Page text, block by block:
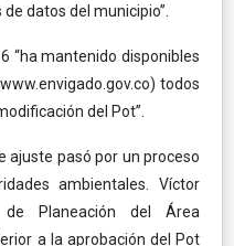
datos del municipio”.
“ha mantenido disponibles
todos
del Pot”.
ajuste pasó por un proceso
ambientales. Víctor
de Planeación del Área
a la aprobación del Pot